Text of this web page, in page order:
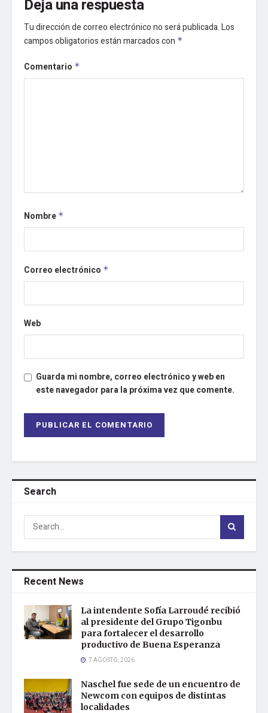
Deja una respuesta
Tu dirección de correo electrónico no será publicada.Los
campos obligatorios están marcados con *
Comentario *
Nombre *
Correo electrónico *
Web
Guarda mi nombre, correo electrónico y web en
este navegador para la próxima vez que comente.
Search
Recent News
La intendente Sofía Larroudé recibió
al presidente del Grupo Tigonbu
para fortalecer el desarrollo
productivo de Buena Esperanza
7 AGOSTO, 2026
Naschel fue sede de un encuentro de
Newcom con equipos de distintas
localidades